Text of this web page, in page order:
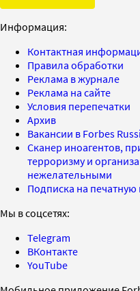
Информация:
Контактная
Правила обработки
Реклама в журнале
Реклама на сайте
Условия перепечатки
Архив
Вакансии в Forbes
Сканер иноагентов,
терроризму и
нежелательными
Подписка на
Мы в соцсетях:
Telegram
ВКонтакте
YouTube